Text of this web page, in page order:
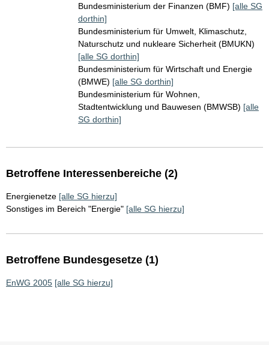
Bundesministerium der Finanzen (BMF) [alle SG
dorthin]
Bundesministerium für Umwelt, Klimaschutz,
Naturschutz und nukleare Sicherheit (BMUKN)
[alle SG dorthin]
Bundesministerium für Wirtschaft und Energie
(BMWE) [alle SG dorthin]
Bundesministerium für Wohnen,
Stadtentwicklung und Bauwesen (BMWSB) [alle
SG dorthin]
Betroffene Interessenbereiche (2)
Energienetze [alle SG hierzu]
Sonstiges im Bereich "Energie" [alle SG hierzu]
Betroffene Bundesgesetze (1)
EnWG 2005 [alle SG hierzu]